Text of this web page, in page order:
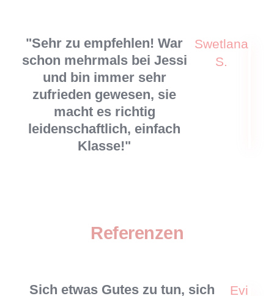
"Sehr zu empfehlen! War
schon mehrmals bei Jessi
und bin immer sehr
zufrieden gewesen, sie
macht es richtig
leidenschaftlich, einfach
Klasse!"
Swetlana
S.
Referenzen
Sich etwas Gutes zu tun, sich
Evi